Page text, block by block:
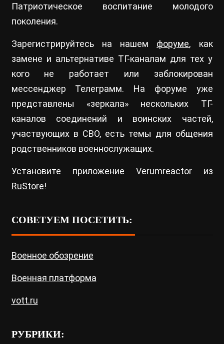
Патриотическое воспитание молодого
поколения.
Зарегистрируйтесь на нашем форуме, как
замене и альтернативе ТГ-каналам для тех у
кого не работает или заблокирован
мессенджер Телеграмм. На форуме уже
представлены «зеркала» нескольких ТГ-
каналов соединений и воинских частей,
участвующих в СВО, есть темы для общения
родственников военнослужащих.
Установите приложение Verumreactor из
RuStore!
СОВЕТУЕМ ПОСЕТИТЬ:
Военное обозрение
Военная платформа
vott.ru
РУБРИКИ: